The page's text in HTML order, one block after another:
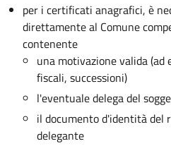
per i certificati anagrafici, è
direttamente al Comune
contenente
una motivazione valida (ad
fiscali, successioni)
l'eventuale delega del
il documento d'identità del
delegante